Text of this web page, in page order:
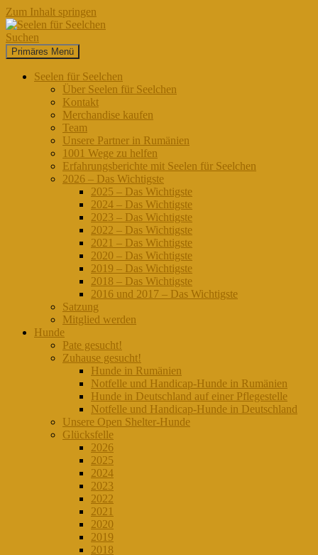
Zum Inhalt springen
Seelen für Seelchen
Suchen
Primäres Menü
Seelen für Seelchen
Über Seelen für Seelchen
Kontakt
Merchandise kaufen
Team
Unsere Partner in Rumänien
1001 Wege zu helfen
Erfahrungsberichte mit Seelen für Seelchen
2026 – Das Wichtigste
2025 – Das Wichtigste
2024 – Das Wichtigste
2023 – Das Wichtigste
2022 – Das Wichtigste
2021 – Das Wichtigste
2020 – Das Wichtigste
2019 – Das Wichtigste
2018 – Das Wichtigste
2016 und 2017 – Das Wichtigste
Satzung
Mitglied werden
Hunde
Pate gesucht!
Zuhause gesucht!
Hunde in Rumänien
Notfelle und Handicap-Hunde in Rumänien
Hunde in Deutschland auf einer Pflegestelle
Notfelle und Handicap-Hunde in Deutschland
Unsere Open Shelter-Hunde
Glücksfelle
2026
2025
2024
2023
2022
2021
2020
2019
2018